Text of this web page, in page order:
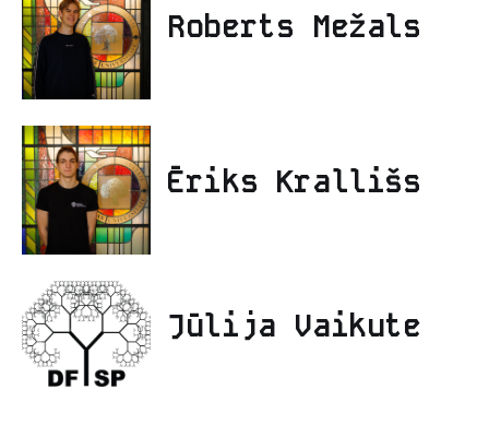
Roberts Mežals
Ēriks Krallišs
Jūlija Vaikute